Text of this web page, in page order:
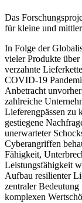
Das
für kleine und
In Folge der
vieler Produkte
verzahnte
COVID-19
Anbetracht
zahlreiche
Lieferengpässen zu
gestiegene
unerwarteter
Cyberangriffen
Fähigkeit,
Leistungsfähigkeit
Aufbau resilienter
zentraler
komplexen